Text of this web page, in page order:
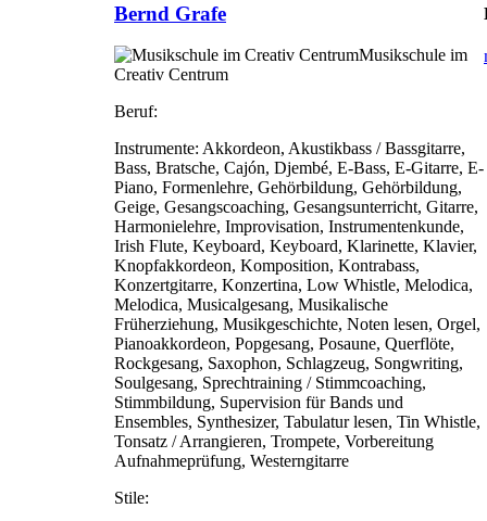
Bernd Grafe
Musikschule im
Creativ Centrum
Beruf:
Instrumente: Akkordeon, Akustikbass / Bassgitarre,
Bass, Bratsche, Cajón, Djembé, E-Bass, E-Gitarre, E-
Piano, Formenlehre, Gehörbildung, Gehörbildung,
Geige, Gesangscoaching, Gesangsunterricht, Gitarre,
Harmonielehre, Improvisation, Instrumentenkunde,
Irish Flute, Keyboard, Keyboard, Klarinette, Klavier,
Knopfakkordeon, Komposition, Kontrabass,
Konzertgitarre, Konzertina, Low Whistle, Melodica,
Melodica, Musicalgesang, Musikalische
Früherziehung, Musikgeschichte, Noten lesen, Orgel,
Pianoakkordeon, Popgesang, Posaune, Querflöte,
Rockgesang, Saxophon, Schlagzeug, Songwriting,
Soulgesang, Sprechtraining / Stimmcoaching,
Stimmbildung, Supervision für Bands und
Ensembles, Synthesizer, Tabulatur lesen, Tin Whistle,
Tonsatz / Arrangieren, Trompete, Vorbereitung
Aufnahmeprüfung, Westerngitarre
Stile: